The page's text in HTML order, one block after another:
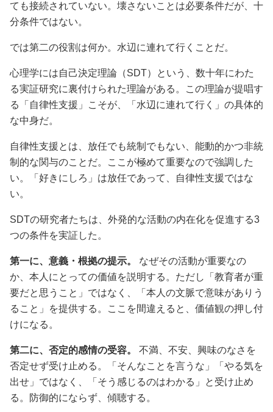
ても接続されていない。壊さないことは必要条件だが、十
分条件ではない。
では第二の役割は何か。水辺に連れて行くことだ。
心理学には自己決定理論（SDT）という、数十年にわた
る実証研究に裏付けられた理論がある。この理論が提唱す
る「自律性支援」こそが、「水辺に連れて行く」の具体的
な中身だ。
自律性支援とは、放任でも統制でもない、能動的かつ非統
制的な関与のことだ。ここが極めて重要なので強調した
い。「好きにしろ」は放任であって、自律性支援ではな
い。
SDTの研究者たちは、外発的な活動の内在化を促進する3
つの条件を実証した。
第一に、意義・根拠の提示。
なぜその活動が重要なの
か、本人にとっての価値を説明する。ただし「教育者が重
要だと思うこと」ではなく、「本人の文脈で意味がありう
ること」を提供する。ここを間違えると、価値観の押し付
けになる。
第二に、否定的感情の受容。
不満、不安、興味のなさを
否定せず受け止める。「そんなことを言うな」「やる気を
出せ」ではなく、「そう感じるのはわかる」と受け止め
る。防御的にならず、傾聴する。